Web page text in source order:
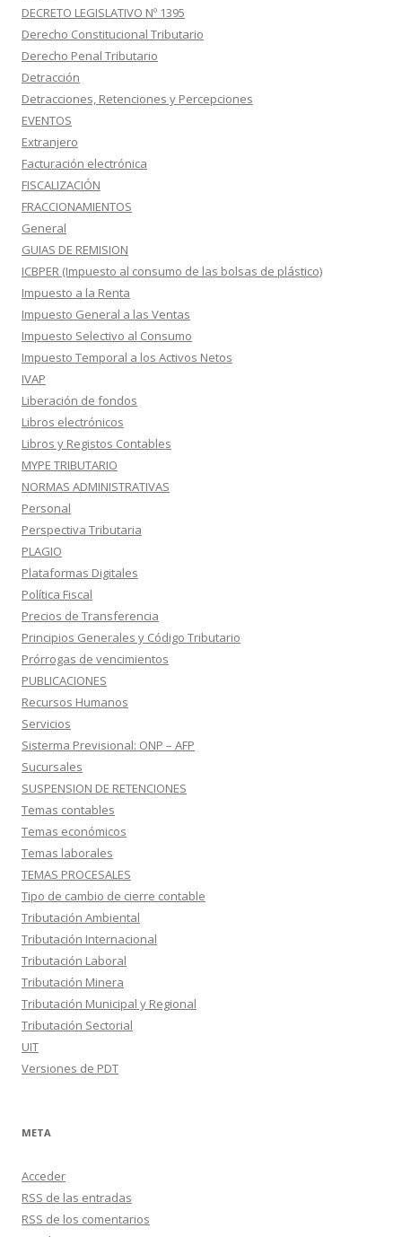
DECRETO LEGISLATIVO Nº 1395
Derecho Constitucional Tributario
Derecho Penal Tributario
Detracción
Detracciones, Retenciones y Percepciones
EVENTOS
Extranjero
Facturación electrónica
FISCALIZACIÓN
FRACCIONAMIENTOS
General
GUIAS DE REMISION
ICBPER (Impuesto al consumo de las bolsas de plástico)
Impuesto a la Renta
Impuesto General a las Ventas
Impuesto Selectivo al Consumo
Impuesto Temporal a los Activos Netos
IVAP
Liberación de fondos
Libros electrónicos
Libros y Registos Contables
MYPE TRIBUTARIO
NORMAS ADMINISTRATIVAS
Personal
Perspectiva Tributaria
PLAGIO
Plataformas Digitales
Política Fiscal
Precios de Transferencia
Principios Generales y Código Tributario
Prórrogas de vencimientos
PUBLICACIONES
Recursos Humanos
Servicios
Sisterma Previsional: ONP – AFP
Sucursales
SUSPENSION DE RETENCIONES
Temas contables
Temas económicos
Temas laborales
TEMAS PROCESALES
Tipo de cambio de cierre contable
Tributación Ambiental
Tributación Internacional
Tributación Laboral
Tributación Minera
Tributación Municipal y Regional
Tributación Sectorial
UIT
Versiones de PDT
META
Acceder
RSS de las entradas
RSS de los comentarios